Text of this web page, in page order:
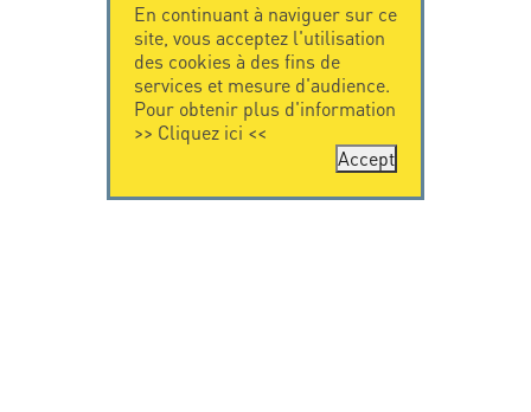
En continuant à naviguer sur ce
site, vous acceptez l'utilisation
des cookies à des fins de
services et mesure d'audience.
Pour obtenir plus d'information
>> Cliquez ici <<
Accept